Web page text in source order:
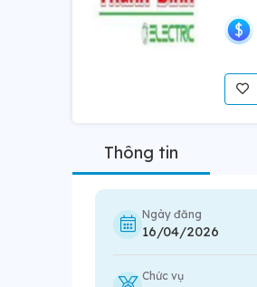
Thông tin
Ngày đăng
16/04/2026
Chức vụ